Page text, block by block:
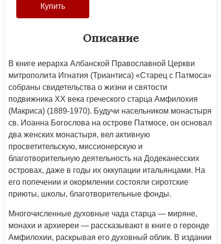
Описание
В книге иерарха Албанской Православной Церкви
митрополита Игнатия (Триантиса) «Старец с Патмоса»
собраны свидетельства о жизни и святости
подвижника XX века греческого старца Амфилохия
(Макриса) (1889-1970). Будучи насельником монастыря
св. Иоанна Богослова на острове Патмосе, он основал
два женских монастыря, вел активную
просветительскую, миссионерскую и
благотворительную деятельность на Додеканесских
островах, даже в годы их оккупации итальянцами. На
его попечении и окормлении состояли сиротские
приюты, школы, благотворительные фонды.
Многочисленные духовные чада старца — миряне,
монахи и архиереи — рассказывают в книге о геронде
Амфилохии, раскрывая его духовный облик. В издании